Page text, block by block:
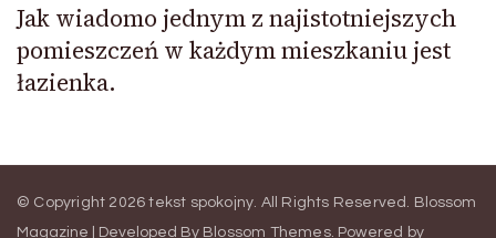
Jak wiadomo jednym z najistotniejszych
pomieszczeń w każdym mieszkaniu jest
łazienka.
© Copyright 2026tekst spokojny. All Rights Reserved. Blossom
Magazine | Developed By Blossom Themes. Powered by